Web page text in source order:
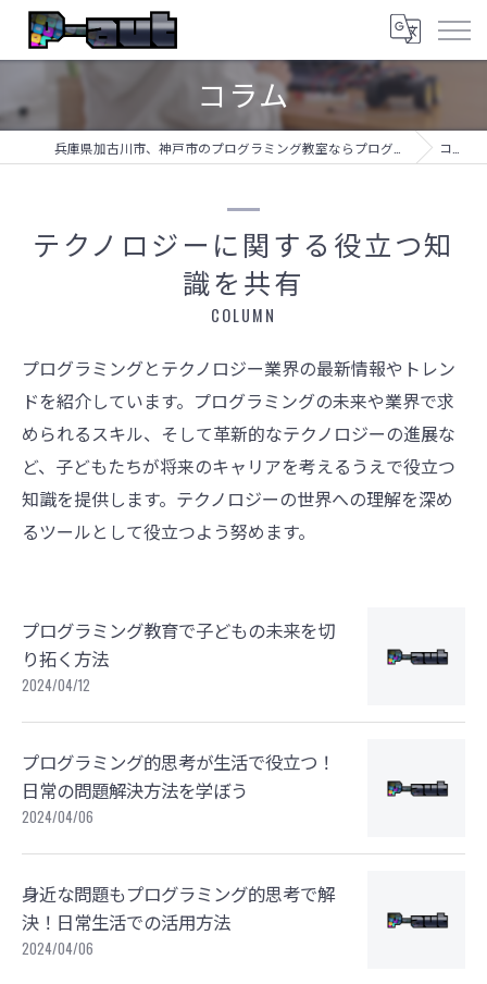
コラム
コラム
テクノロジーに関する役立つ知
識を共有
COLUMN
プログラミングとテクノロジー業界の最新情報やトレン
ドを紹介しています。プログラミングの未来や業界で求
められるスキル、そして革新的なテクノロジーの進展な
ど、子どもたちが将来のキャリアを考えるうえで役立つ
知識を提供します。テクノロジーの世界への理解を深め
るツールとして役立つよう努めます。
プログラミング教育で子どもの未来を切
り拓く方法
2024/04/12
プログラミング的思考が生活で役立つ！
日常の問題解決方法を学ぼう
2024/04/06
身近な問題もプログラミング的思考で解
決！日常生活での活用方法
2024/04/06